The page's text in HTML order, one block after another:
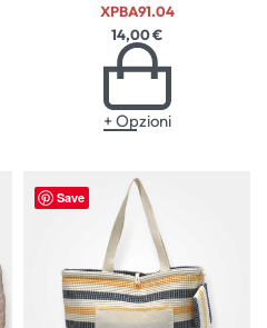
XPBA91.04
14,00€
+ Opzioni
Save